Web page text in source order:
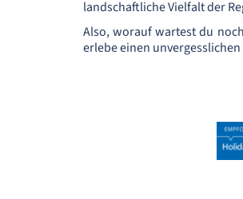
landschaftliche Vielfalt der
Also, worauf wartest du
erlebe einen